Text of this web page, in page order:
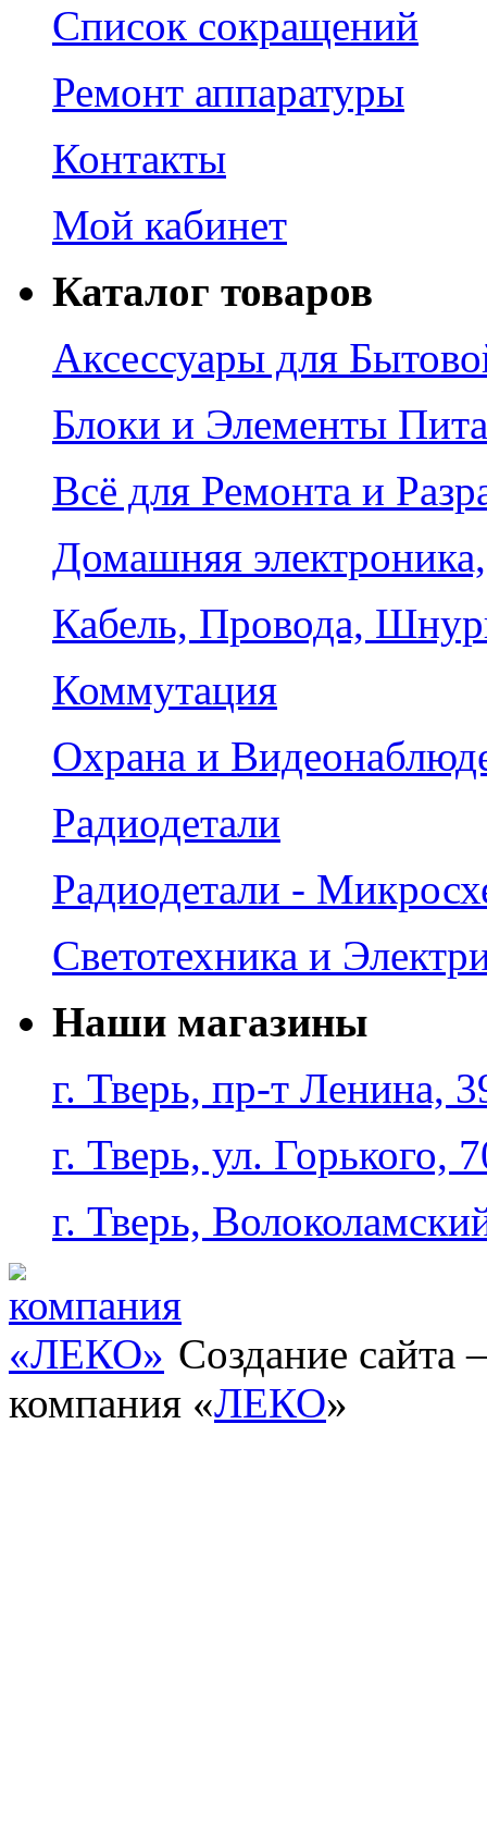
Список сокращений
Ремонт аппаратуры
Контакты
Мой кабинет
Каталог товаров
Аксессуары для
Блоки и Элементы
Всё для Ремонта и
Домашняя
Кабель, Провода,
Коммутация
Охрана и
Радиодетали
Радиодетали -
Светотехника и
Наши магазины
г. Тверь, пр-т Ленина,
г. Тверь, ул. Горького,
г. Тверь,
Создание сайта
компания «ЛЕКО»